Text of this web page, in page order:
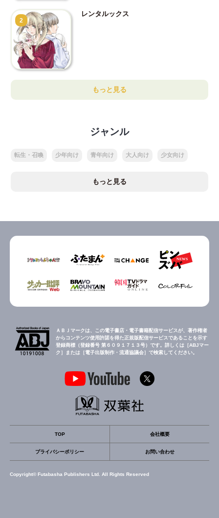
2
レンタルックス
もっと見る
ジャンル
転生・召喚 少年向け 青年向け 大人向け 少女向け
もっと見る
ＡＢＪマークは、この電子書店・電子書籍配信サービスが、著作権者
からコンテンツ使用許諾を得た正規版配信サービスであることを示す
登録商標（登録番号 第６０９１７１３号）です。詳しくは［ABJマー
ク］または［電子出版制作・流通協議会］で検索してください。
TOP 会社概要
プライバシーポリシー お問い合わせ
Copyright© Futabasha Publishers Ltd. All Rights Reserved